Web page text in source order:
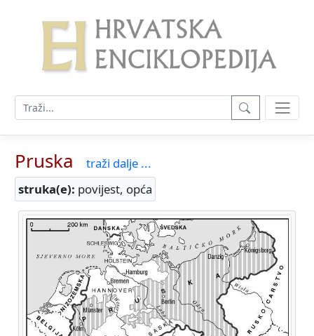
Pruska
traži dalje ...
struka(e): povijest, opća